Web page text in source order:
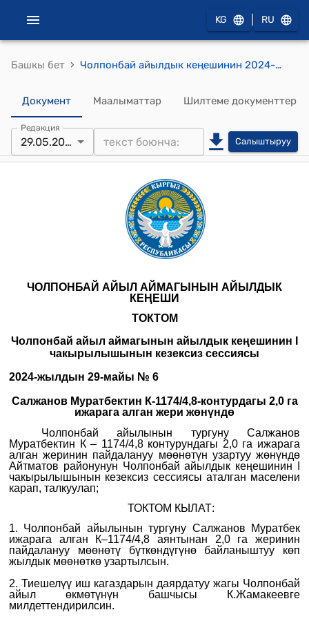
KG RU
Башкы бет › Чолпонбай айылдык кеңешинин 2024-жылдын 29-майындагы № 6 "Салжанов Муратбектин К-1174/4,8-контурдагы 2,0 га ижарага алган жери жөнүндө" токтому
Документ Маалыматтар Шилтеме документтер
Редакция
29.05.2024 Салыштыруу